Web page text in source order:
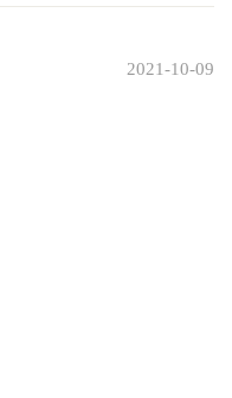
2021-10-09